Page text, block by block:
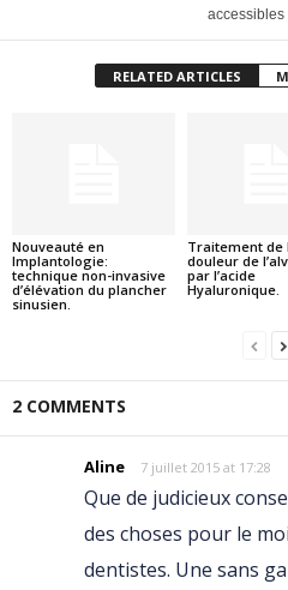
accessibles
RELATED ARTICLES
Nouveauté en
Implantologie:
technique non-invasive
d’élévation du plancher
sinusien.
Traitement de
douleur de
par l’acide
Hyaluronique.
2 COMMENTS
Aline 7 juillet 2015 at 17:28
Que de judicieux
des choses pour le
dentistes. Une sans